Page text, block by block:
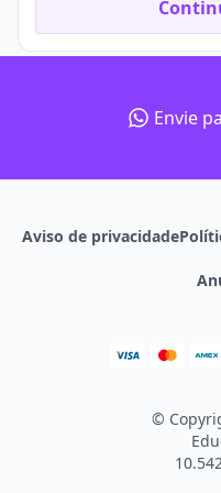
te ajudar nessa
Envie
Aviso de privacidade
©